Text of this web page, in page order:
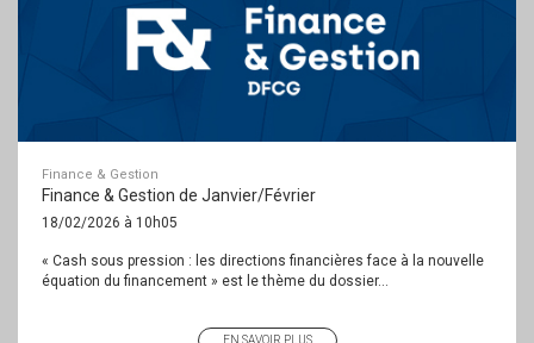
Finance & Gestion
Finance & Gestion de Janvier/Février
18/02/2026 à 10h05
« Cash sous pression : les directions financières face à la nouvelle
équation du financement » est le thème du dossier...
EN SAVOIR PLUS